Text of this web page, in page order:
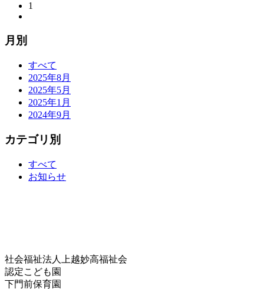
1
月別
すべて
2025年8月
2025年5月
2025年1月
2024年9月
カテゴリ別
すべて
お知らせ
社会福祉法人上越妙高福祉会
認定こども園
下門前保育園